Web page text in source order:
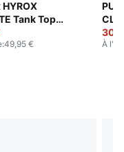
HYROX
Tank Top
:49,95 € À